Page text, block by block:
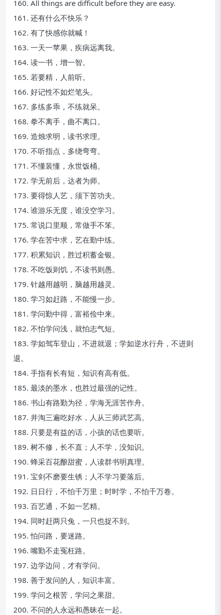
160. All things are difficult before they are easy.
161. 还有什么不快乐？
162. 有了快感你就喊！
163. 一天一苹果，疾病远离我。
164. 读一书，增一智。
165. 若要精，人前听。
166. 好记性不如烂笔头。
167. 多练多乖，不练就呆。
168. 拳不离手，曲不离口。
169. 造烛求明，读书求理。
170. 不听指点，多绕弯弯。
171. 不懂装懂，永世饭桶。
172. 学无前后，达者为师。
173. 要得惊人艺，须下苦功夫。
174. 谁游乐无度，谁没空学习。
175. 常说口里顺，常做手不笨。
176. 学在苦中求，艺在勤中练。
177. 积累知识，胜过积蓄金银。
178. 不吃饭则饥，不读书则愚。
179. 针越用越明，脑越用越灵。
180. 学习如赶路，不能慢一步。
181. 学问勤中得，富裕俭中来。
182. 不怕学问浅，就怕志气短。
183. 学如驾车登山，不进就退；学如逆水行舟，不进则
退。
184. 手指有长有短，知识有高有低。
185. 最淡的墨水，也胜过最强的记性。
186. 书山有路勤为径，学海无涯苦作舟。
187. 井淘三遍吃好水，人从三师武艺高。
188. 只要是有益的话，小孩的话也要听。
189. 树不修，长不直；人不学，没知识。
190. 蜂采百花酿甜蜜，人读群书明真理。
191. 宝剑不磨要生锈；人不学习要落后。
192. 日日行，不怕千万里；时时学，不怕千万卷。
193. 百艺通，不如一艺精。
194. 同时赶两只兔，一只也捉不到。
195. 怕问路，要迷路。
196. 嘴勤不走冤枉路。
197. 边学边问，才有学问。
198. 善于发问的人，知识丰富。
199. 学问之根苦，学问之果甜。
200. 不问的人永远和愚昧在一起。